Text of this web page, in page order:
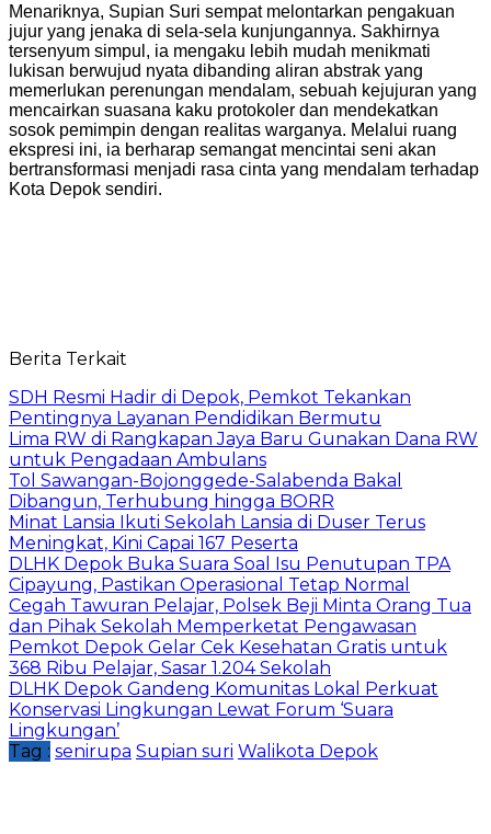
Menariknya, Supian Suri sempat melontarkan pengakuan
jujur yang jenaka di sela-sela kunjungannya. Sakhirnya
tersenyum simpul, ia mengaku lebih mudah menikmati
lukisan berwujud nyata dibanding aliran abstrak yang
memerlukan perenungan mendalam, sebuah kejujuran yang
mencairkan suasana kaku protokoler dan mendekatkan
sosok pemimpin dengan realitas warganya. Melalui ruang
ekspresi ini, ia berharap semangat mencintai seni akan
bertransformasi menjadi rasa cinta yang mendalam terhadap
Kota Depok sendiri.
Berita Terkait
SDH Resmi Hadir di Depok, Pemkot Tekankan
Pentingnya Layanan Pendidikan Bermutu
Lima RW di Rangkapan Jaya Baru Gunakan Dana RW
untuk Pengadaan Ambulans
Tol Sawangan-Bojonggede-Salabenda Bakal
Dibangun, Terhubung hingga BORR
Minat Lansia Ikuti Sekolah Lansia di Duser Terus
Meningkat, Kini Capai 167 Peserta
DLHK Depok Buka Suara Soal Isu Penutupan TPA
Cipayung, Pastikan Operasional Tetap Normal
Cegah Tawuran Pelajar, Polsek Beji Minta Orang Tua
dan Pihak Sekolah Memperketat Pengawasan
Pemkot Depok Gelar Cek Kesehatan Gratis untuk
368 Ribu Pelajar, Sasar 1.204 Sekolah
DLHK Depok Gandeng Komunitas Lokal Perkuat
Konservasi Lingkungan Lewat Forum ‘Suara
Lingkungan’
Tag : senirupa Supian suri Walikota Depok